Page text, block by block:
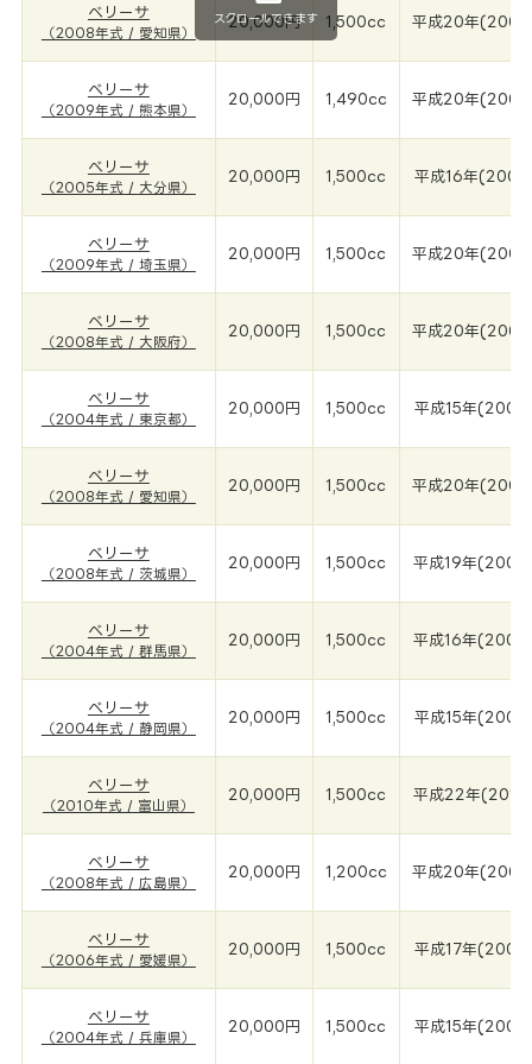
ベリーサ
（2008年式 / 愛知県）
20,000円 1,500cc 平成20年(2008
ベリーサ
（2009年式 / 熊本県）
20,000円 1,490cc 平成20年(2009
ベリーサ
（2005年式 / 大分県）
20,000円 1,500cc 平成16年(2005
ベリーサ
（2009年式 / 埼玉県）
20,000円 1,500cc 平成20年(2009
ベリーサ
（2008年式 / 大阪府）
20,000円 1,500cc 平成20年(2008
ベリーサ
（2004年式 / 東京都）
20,000円 1,500cc 平成15年(2004
ベリーサ
（2008年式 / 愛知県）
20,000円 1,500cc 平成20年(2008
ベリーサ
（2008年式 / 茨城県）
20,000円 1,500cc 平成19年(2008
ベリーサ
（2004年式 / 群馬県）
20,000円 1,500cc 平成16年(2004
ベリーサ
（2004年式 / 静岡県）
20,000円 1,500cc 平成15年(2004
ベリーサ
（2010年式 / 富山県）
20,000円 1,500cc 平成22年(2010
ベリーサ
（2008年式 / 広島県）
20,000円 1,200cc 平成20年(2008
ベリーサ
（2006年式 / 愛媛県）
20,000円 1,500cc 平成17年(2006
ベリーサ
（2004年式 / 兵庫県）
20,000円 1,500cc 平成15年(2004
スクロールできます